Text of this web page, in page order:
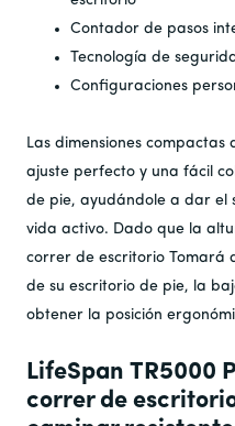
Contador de pasos
Tecnología de
Configuraciones
Las dimensiones compactas
ajuste perfecto y una fácil
de pie, ayudándole a dar el
vida activo. Dado que la
correr de escritorio Tomará
de su escritorio de pie, la
obtener la posición
LifeSpan TR5000
correr de